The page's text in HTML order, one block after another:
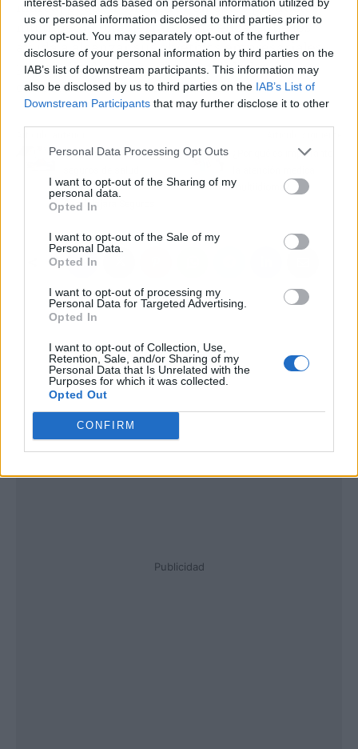
us or personal information disclosed to third parties prior to
your opt-out. You may separately opt-out of the further
disclosure of your personal information by third parties on the
IAB’s list of downstream participants. This information may
also be disclosed by us to third parties on the IAB’s List of
Downstream Participants that may further disclose it to other
Personal Data Processing Opt Outs
I want to opt-out of the Sharing of my
personal data.
Opted In
I want to opt-out of the Sale of my
Personal Data.
Opted In
I want to opt-out of processing my
Personal Data for Targeted Advertising.
Opted In
I want to opt-out of Collection, Use,
Retention, Sale, and/or Sharing of my
Personal Data that Is Unrelated with the
Purposes for which it was collected.
Opted Out
CONFIRM
marca, pueden encontrar en estos productos
multimedia una herramienta eficaz, que les
ayuda a alcanzar sus objetivos empresariales
por medio de vídeos de alta calidad que
conecten con sus clientes.
Beneficios de los
ofrecidos por
Guadalajara Seguros
¿Por qué es importante
multiidioma?
Publicidad